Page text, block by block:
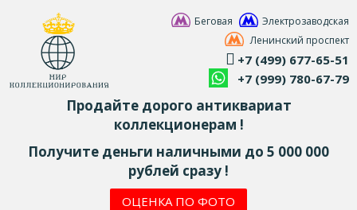
Беговая
Электрозаводская
Ленинский проспект
+7 (499) 677-65-51
+7 (999) 780-67-79
Продайте дорого антиквариат
коллекционерам !
Получите деньги наличными до 5 000 000
рублей сразу !
ОЦЕНКА ПО ФОТО